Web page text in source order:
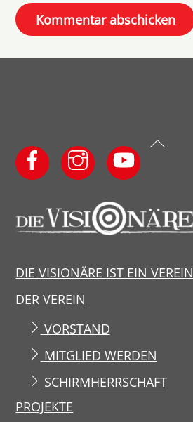
Back
DIE VISIONÄRE IST EIN VEREIN
DER VEREIN
VORSTAND
MITGLIED WERDEN
SCHIRMHERRSCHAFT
PROJEKTE